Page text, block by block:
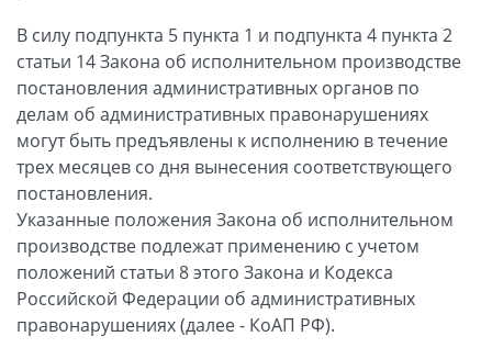
В силу подпункта 5 пункта 1 и подпункта 4 пункта 2
статьи 14 Закона об исполнительном производстве
постановления административных органов по
делам об административных правонарушениях
могут быть предъявлены к исполнению в течение
трех месяцев со дня вынесения соответствующего
постановления.
Указанные положения Закона об исполнительном
производстве подлежат применению с учетом
положений статьи 8 этого Закона и Кодекса
Российской Федерации об административных
правонарушениях (далее - КоАП РФ).